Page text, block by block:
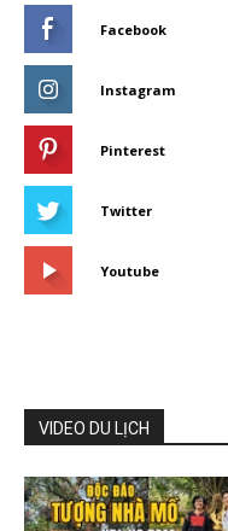
Facebook
Instagram
Pinterest
Twitter
Youtube
VIDEO DU LỊCH